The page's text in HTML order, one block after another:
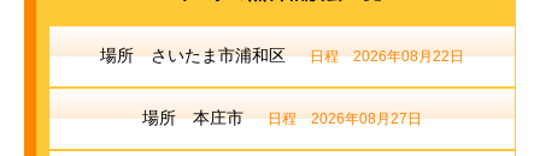
場所 さいたま市浦和区 日程 2026年08月22日
場所 本庄市 日程 2026年08月27日